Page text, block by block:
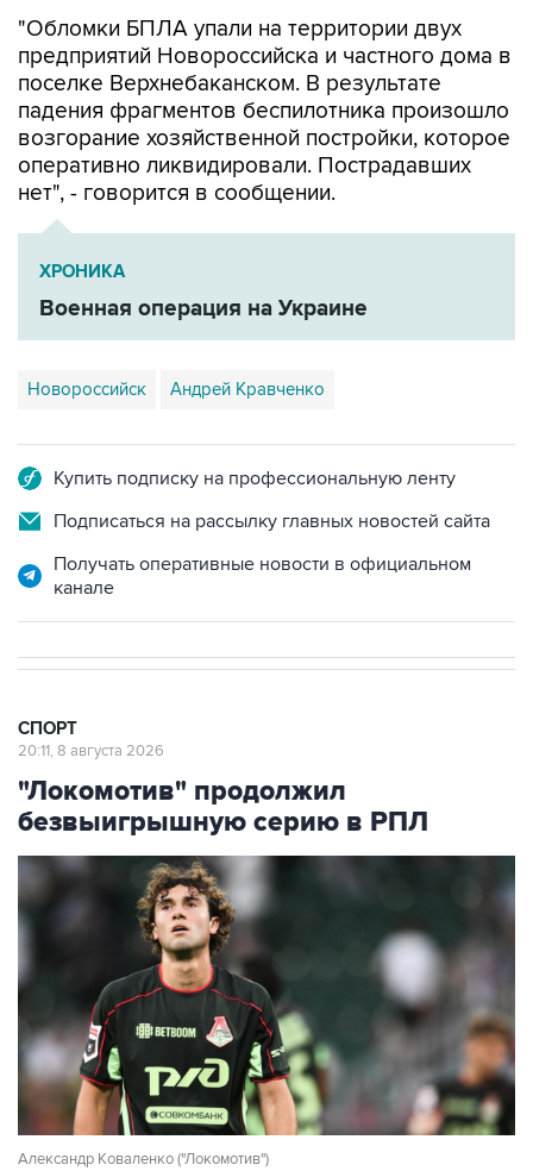
"Обломки БПЛА упали на территории двух
предприятий Новороссийска и частного дома в
поселке Верхнебаканском. В результате
падения фрагментов беспилотника произошло
возгорание хозяйственной постройки, которое
оперативно ликвидировали. Пострадавших
нет", - говорится в сообщении.
ХРОНИКА
Военная операция на Украине
Новороссийск Андрей Кравченко
Купить подписку на профессиональную ленту
Подписаться на рассылку главных новостей сайта
Получать оперативные новости в официальном
канале
СПОРТ
20:11, 8 августа 2026
"Локомотив" продолжил
безвыигрышную серию в РПЛ
Александр Коваленко ("Локомотив")